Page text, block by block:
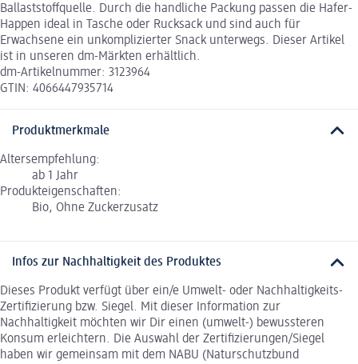
Ballaststoffquelle. Durch die handliche Packung passen die Hafer-
Happen ideal in Tasche oder Rucksack und sind auch für
Erwachsene ein unkomplizierter Snack unterwegs. Dieser Artikel
ist in unseren dm-Märkten erhältlich.
dm-Artikelnummer: 3123964
GTIN: 4066447935714
Produktmerkmale
Altersempfehlung:
ab 1 Jahr
Produkteigenschaften:
Bio, Ohne Zuckerzusatz
Infos zur Nachhaltigkeit des Produktes
Dieses Produkt verfügt über ein/e Umwelt- oder Nachhaltigkeits-
Zertifizierung bzw. Siegel. Mit dieser Information zur
Nachhaltigkeit möchten wir Dir einen (umwelt-) bewussteren
Konsum erleichtern. Die Auswahl der Zertifizierungen/Siegel
haben wir gemeinsam mit dem NABU (Naturschutzbund